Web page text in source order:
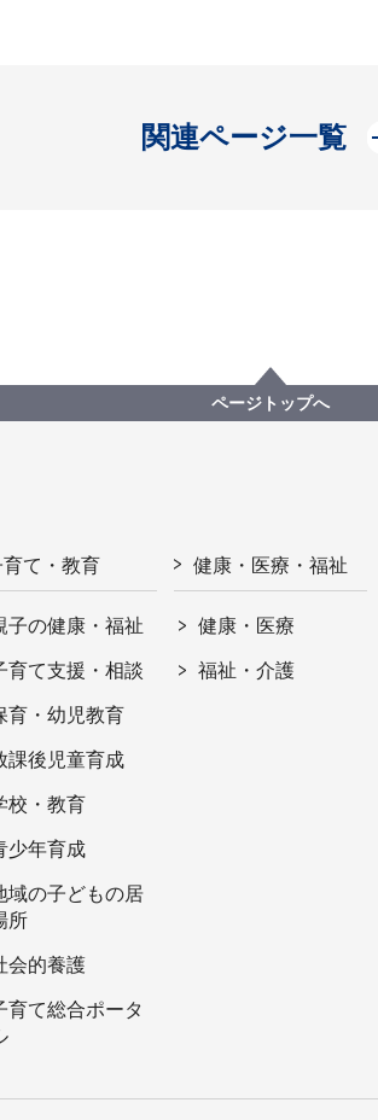
関連ページ一覧
開く
ページトップへ
育て・教育
子の健康・福祉
育て支援・相談
育・幼児教育
課後児童育成
校・教育
少年育成
域の子どもの居
所
会的養護
育て総合ポータ
健康・医療・福祉
健康・医療
福祉・介護